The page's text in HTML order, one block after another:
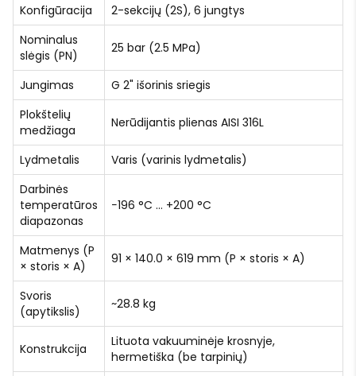
Konfigūracija
2-sekcijų (2S), 6 jungtys
Nominalus
slėgis (PN)
25 bar (2.5 MPa)
Jungimas
G 2" išorinis sriegis
Plokštelių
medžiaga
Nerūdijantis plienas AISI 316L
Lydmetalis
Varis (varinis lydmetalis)
Darbinės
temperatūros
diapazonas
−196 °C … +200 °C
Matmenys (P
× storis × A)
91 × 140.0 × 619 mm (P × storis × A)
Svoris
(apytikslis)
~28.8 kg
Konstrukcija
Lituota vakuuminėje krosnyje,
hermetiška (be tarpinių)